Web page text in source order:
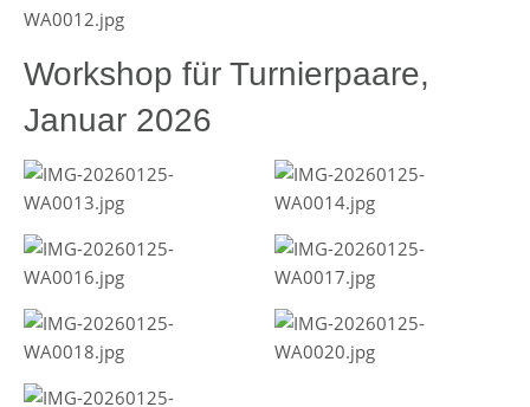
Workshop für Turnierpaare,
Januar 2026